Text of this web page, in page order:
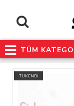
TÜM
TÜKENDİ